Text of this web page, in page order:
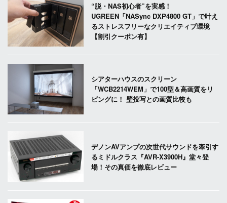
“脱・NAS初心者”を実感！
UGREEN「NASync DXP4800 GT」で叶え
るストレスフリーなクリエイティブ環境
【割引クーポン有】
シアターハウスのスクリーン
「WCB2214WEM」で100型＆高画質をリ
ビングに！ 壁投写との画質比較も
デノンAVアンプの次世代サウンドを牽引す
るミドルクラス『AVR-X3900H』堂々登
場！その真価を徹底レビュー